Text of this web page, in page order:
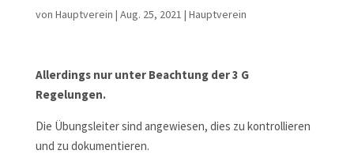
von Hauptverein | Aug. 25, 2021 | Hauptverein
Allerdings nur unter Beachtung der 3 G
Regelungen.
Die Übungsleiter sind angewiesen, dies zu kontrollieren
und zu dokumentieren.